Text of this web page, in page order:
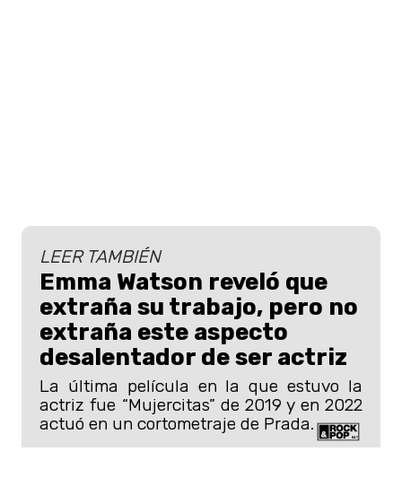
LEER TAMBIÉN
Emma Watson reveló que
extraña su trabajo, pero no
extraña este aspecto
desalentador de ser actriz
La última película en la que estuvo la
actriz fue “Mujercitas” de 2019 y en 2022
actuó en un cortometraje de Prada.